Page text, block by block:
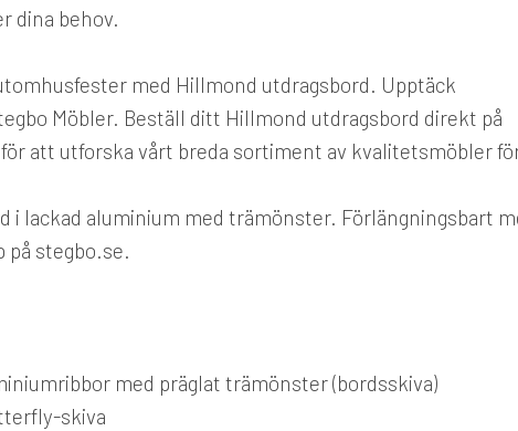
dina behov.
med Hillmond utdragsbord. Upptäck
Möbler. Beställ ditt Hillmond utdragsbord direkt på
att utforska vårt breda sortiment av kvalitetsmöbler
i lackad aluminium med trämönster. Förlängningsbart
på stegbo.se.
med präglat trämönster (bordsskiva)
skiva